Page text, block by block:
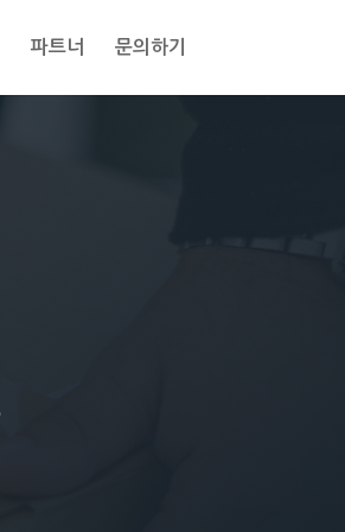
파트너 문의하기